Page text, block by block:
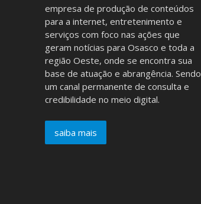
empresa de produção de conteúdos
para a internet, entretenimento e
serviços com foco nas ações que
geram notícias para Osasco e toda a
região Oeste, onde se encontra sua
base de atuação e abrangência. Sendo
um canal permanente de consulta e
credibilidade no meio digital.
saiba mais